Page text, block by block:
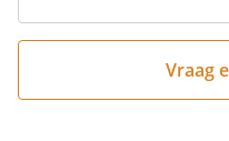
houdt om
hier
kort
vraag